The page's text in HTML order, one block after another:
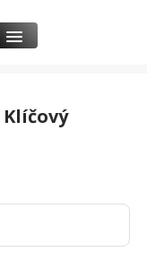
Klíčový